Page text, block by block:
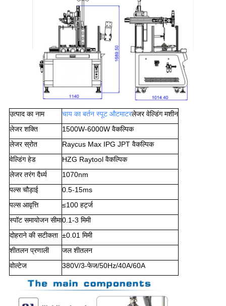
उत्पाद का नाम चाय का बर्तन स्पूट औटमाटरलेजर वेल्डिंग मशीन
लेजर शक्ति
1500W-6000W वैकल्पिक
लेजर स्रोत
Raycus Max IPG JPT वैकल्पिक
वेल्डिंग हेड
HZG Raytool वैकल्पिक
लेजर तरंग दैर्ध्य
1070nm
पल्स चौड़ाई
0.5-15ms
पल्स आवृत्ति
≤100 हर्ट्ज
स्पॉट समायोजन सीमा0.1-3 मिमी
दोहराने की सटीकता ±0.01 मिमी
शीतलन प्रणाली
जल शीतलन
वोल्टेज
380V/3-फेज/50Hz/40A/60A